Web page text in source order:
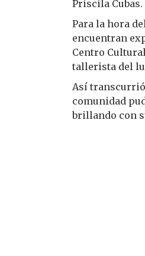
Priscila Cubas.
Para la hora
encuentran
Centro
tallerista del
Así transcurrió
comunidad
brillando con